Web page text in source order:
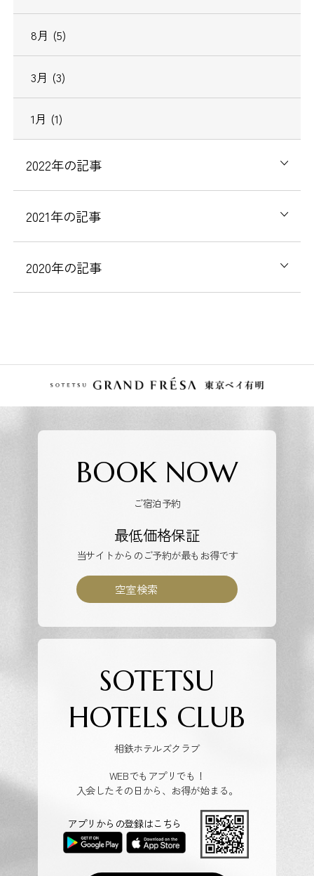
8月 (5)
3月 (3)
1月 (1)
2022年の記事
2021年の記事
2020年の記事
BOOK NOW
ご宿泊予約
最低価格保証
当サイトからのご予約が最もお得です
空室検索
SOTETSU
HOTELS CLUB
相鉄ホテルズクラブ
WEBでもアプリでも！
入会したその日から、お得が始まる。
アプリからの登録はこちら